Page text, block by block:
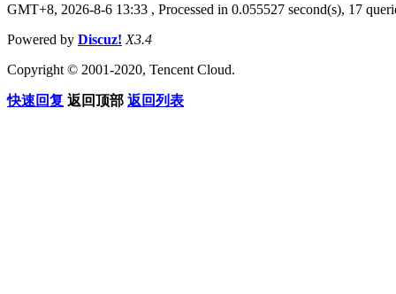
GMT+8, 2026-8-6 13:33 , Processed in 0.055527 second(s), 17
Powered by Discuz! X3.4
Copyright © 2001-2020, Tencent Cloud.
快速回复 返回顶部 返回列表